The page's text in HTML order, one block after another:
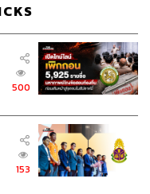
ทย
พรรคเป็นธรรม
ใหม่
พรรคเพื่อไทย
รัฐบาล
จริญรัตน์
500
153